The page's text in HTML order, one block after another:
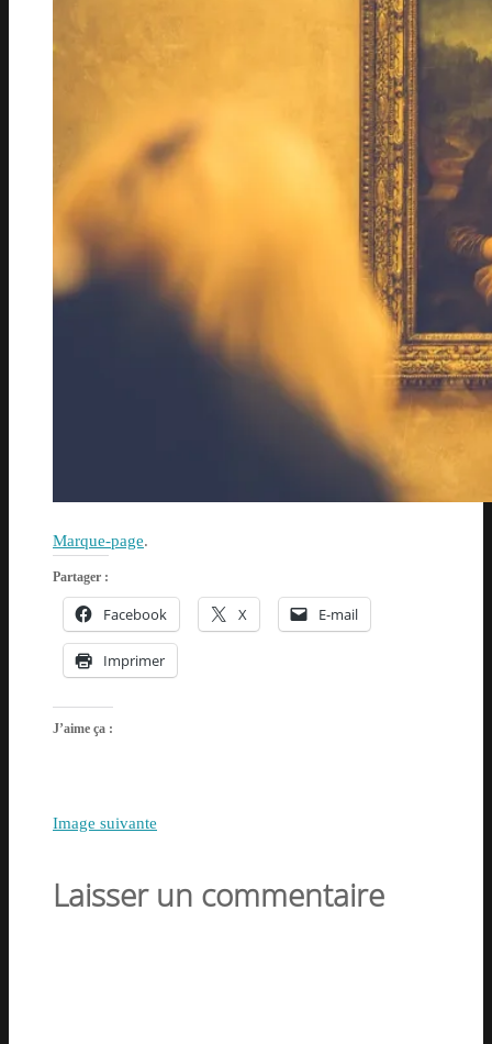
Marque-page.
Partager :
Facebook X E-mail
Imprimer
J’aime ça :
Image suivante
Laisser un commentaire